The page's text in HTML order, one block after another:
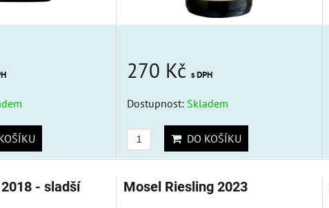
270 Kč s DPH
Dostupnost: Skladem
DO KOŠÍKU
- sladší Mosel Riesling 2023